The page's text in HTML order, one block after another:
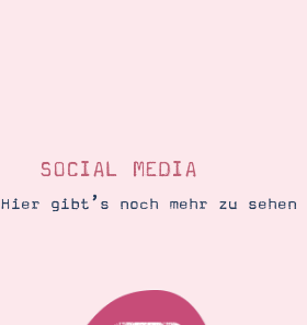
SOCIAL MEDIA
Hier gibt’s noch mehr zu sehen